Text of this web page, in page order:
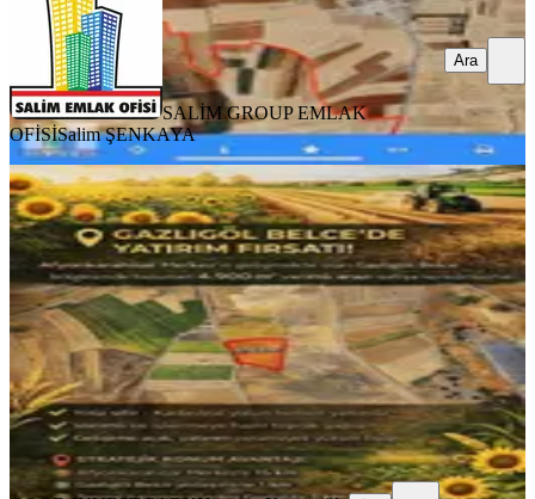
SALİM GROUP EMLAK
OFİSİSalim ŞENKAYA
Ara
Afyon Merkez Gazlıgöl Belcede 4.900
M² Yatırımlık Tarla
İhsaniye, Belce Mahallesi
4900 m²·163/m²·11.04.2026
800.000 ₺
GOOD INVEST PARKHüseyin Kınacıoğlu
Ara